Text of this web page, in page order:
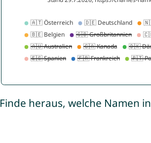
Finde heraus, welche Namen in